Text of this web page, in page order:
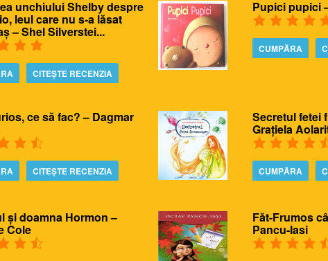
unchiului Shelby despre
leul care nu s-a lăsat
– Shel Silverstei...
CITEȘTE RECENZIA
Pupici pupici
CUMPĂRA
ce să fac? – Dagmar
CITEȘTE RECENZIA
Secretul fetei
Grațiela
CUMPĂRA
și doamna Hormon –
Cole
Făt-Frumos
Pancu-Iasi